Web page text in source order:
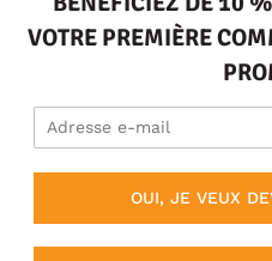
VOTRE PREMIÈRE
OUI, JE VEUX